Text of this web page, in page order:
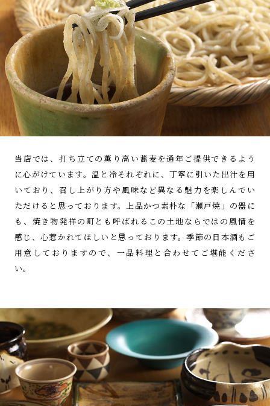
当店では、打ち立ての薫り高い蕎麦を通年ご提供できるよう
に心がけています。 温と冷それぞれに、丁寧に引いた出汁を 用
いており、召し上がり方や風味など異なる魅力を楽しんでい
ただけると思っております。
上品かつ素朴な「瀬戸焼」の器に
も、焼き物発祥の町とも呼ばれるこの土地ならではの風情を
感じ、 心惹かれてほしいと思っております。季節の日本酒も ご
用意しておりますので、一品料理と合わせて ご堪能くださ
い。